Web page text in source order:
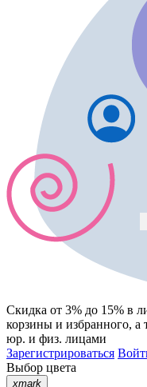
Скидка от 3% до 15% в
корзины и избранного, а
юр. и физ. лицами
Зарегистрироваться
Выбор цвета
xmark